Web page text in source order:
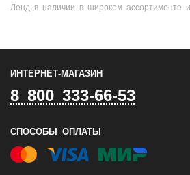
Ленд в наличии в широком ассортименте
ИНТЕРНЕТ-МАГАЗИН
8 800 333-66-53
СПОСОБЫ ОПЛАТЫ